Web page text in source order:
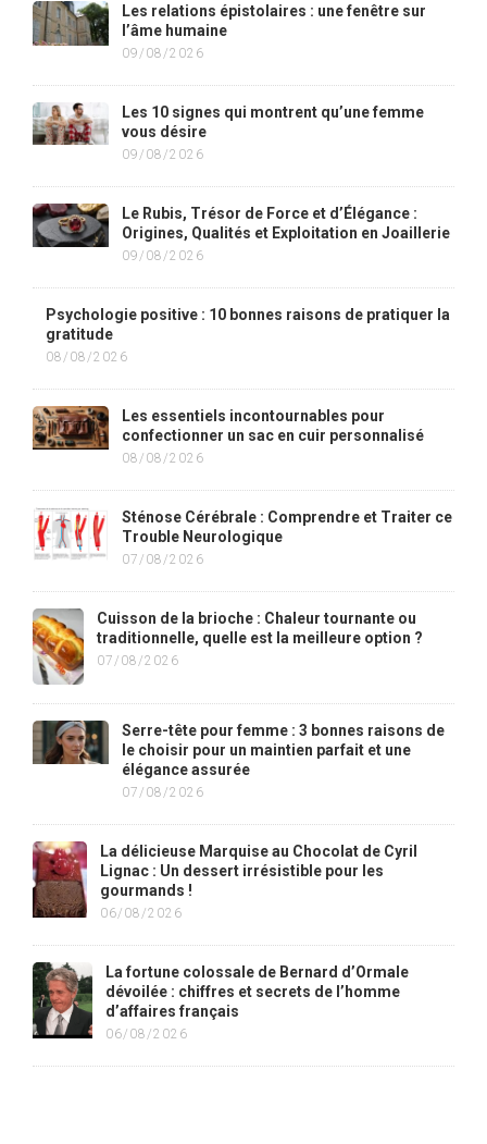
Les relations épistolaires : une fenêtre sur
l’âme humaine
09/08/2026
Les 10 signes qui montrent qu’une femme
vous désire
09/08/2026
Le Rubis, Trésor de Force et d’Élégance :
Origines, Qualités et Exploitation en Joaillerie
09/08/2026
Psychologie positive : 10 bonnes raisons de pratiquer la
gratitude
08/08/2026
Les essentiels incontournables pour
confectionner un sac en cuir personnalisé
08/08/2026
Sténose Cérébrale : Comprendre et Traiter ce
Trouble Neurologique
07/08/2026
Cuisson de la brioche : Chaleur tournante ou
traditionnelle, quelle est la meilleure option ?
07/08/2026
Serre-tête pour femme : 3 bonnes raisons de
le choisir pour un maintien parfait et une
élégance assurée
07/08/2026
La délicieuse Marquise au Chocolat de Cyril
Lignac : Un dessert irrésistible pour les
gourmands !
06/08/2026
La fortune colossale de Bernard d’Ormale
dévoilée : chiffres et secrets de l’homme
d’affaires français
06/08/2026